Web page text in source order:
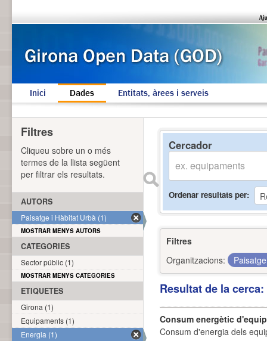
Inici Dades Entitats, àrees i serveis
Cercador
Ordenar resultats per
Filtres
Organitzacions:
Resultat de la
Consum energètic
Consum d'energia dels
Filtres
Cliqueu sobre un o més
termes de la llista següent
per filtrar els resultats.
AUTORS
Paisatge i Hàbitat Urbà (1)
MOSTRAR MENYS AUTORS
CATEGORIES
Sector públic (1)
MOSTRAR MENYS CATEGORIES
ETIQUETES
Girona (1)
Equipaments (1)
Energia (1)